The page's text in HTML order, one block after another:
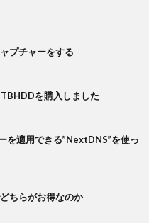
プチャーをする
を購入しました
を適用できる”NextDNS”を使っ
ちらがお得なのか